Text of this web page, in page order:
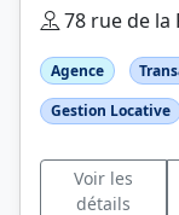
78 rue de la
Agence
Gestion Locative
Voir les
détails